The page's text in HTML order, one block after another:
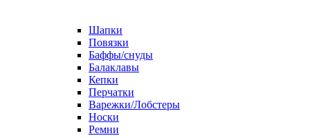
Шапки
Повязки
Баффы/снуды
Балаклавы
Кепки
Перчатки
Варежки/Лобстеры
Носки
Ремни